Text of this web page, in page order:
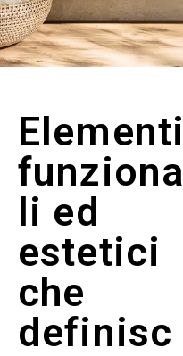
Elementi
funziona
li ed
estetici
che
definisc